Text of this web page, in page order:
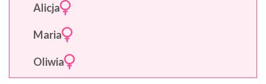
Alicja
Maria
Oliwia